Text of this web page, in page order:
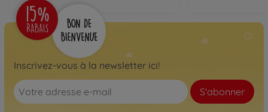
Inscrivez-vous à la newsletter ici!
S'abonner